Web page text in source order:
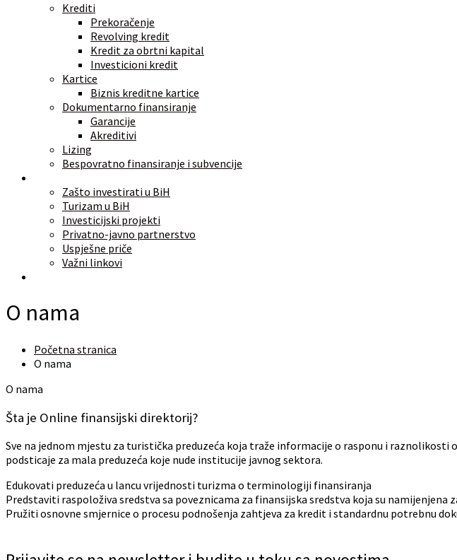
Krediti
Prekoračenje
Revolving kredit
Kredit za obrtni kapital
Investicioni kredit
Kartice
Biznis kreditne kartice
Dokumentarno finansiranje
Garancije
Akreditivi
Lizing
Bespovratno finansiranje i subvencije
Zašto investirati u BiH
Turizam u BiH
Investicijski projekti
Privatno-javno partnerstvo
Uspješne priče
Važni linkovi
O nama
Početna stranica
O nama
O nama
Šta je Online finansijski direktorij?
Sve na jednom mjestu za turistička preduzeća koja traže informacije o rasponu i
podsticaje za mala preduzeća koje nude institucije javnog sektora.
Edukovati preduzeća u lancu vrijednosti turizma o terminologiji finansiranja
Predstaviti raspoloživa sredstva sa poveznicama za finansijska sredstva koja su
Pružiti osnovne smjernice o procesu podnošenja zahtjeva za kredit i standardnu potrebnu